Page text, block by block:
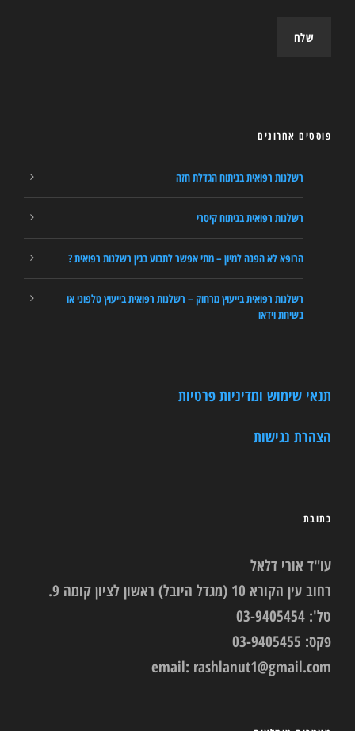
פוסטים אחרונים
רשלנות רפואית בניתוח הגדלת חזה
רשלנות רפואית בניתוח קיסרי
הרופא לא הפנה למיון – מתי אפשר לתבוע בגין רשלנות רפואית ?
רשלנות רפואית בייעוץ מרחוק – רשלנות רפואית בייעוץ טלפוני או
בשיחת וידאו
תנאי שימוש ומדיניות פרטיות
הצהרת נגישות
כתובת
עו"ד אורי דלאל
רחוב עין הקורא 10 (מגדל היובל) ראשון לציון קומה 9.
טל': 03-9405454
פקס: 03-9405455
email: rashlanut1@gmail.com